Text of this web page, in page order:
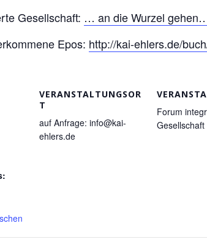
Gesellschaft: … an die Wurzel
Epos: http://kai-ehlers.de/
VERANSTALTUNGSOR
T
auf Anfrage: info@kai-
ehlers.de
Forum
Gesellschaft